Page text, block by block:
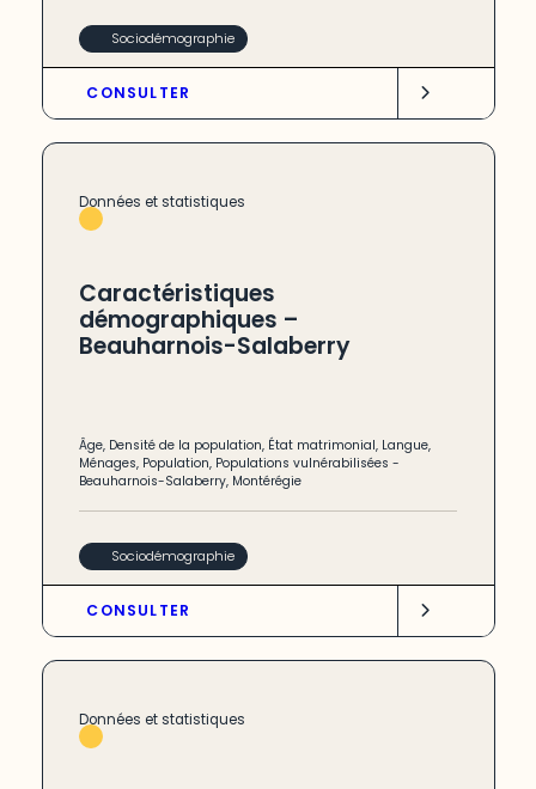
Sociodémographie
CONSULTER
Données et statistiques
Caractéristiques
démographiques –
Beauharnois-Salaberry
Âge, Densité de la population, État matrimonial, Langue,
Ménages, Population, Populations vulnérabilisées -
Beauharnois-Salaberry, Montérégie
Sociodémographie
CONSULTER
Données et statistiques